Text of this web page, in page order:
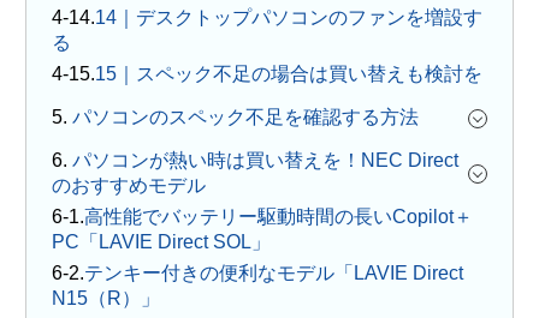
14｜デスクトップパソコンのファンを増設す
る
15｜スペック不足の場合は買い替えも検討を
5. パソコンのスペック不足を確認する方法
6. パソコンが熱い時は買い替えを！NEC Direct
のおすすめモデル
高性能でバッテリー駆動時間の長いCopilot＋
PC「LAVIE Direct SOL」
テンキー付きの便利なモデル「LAVIE Direct
N15（R）」